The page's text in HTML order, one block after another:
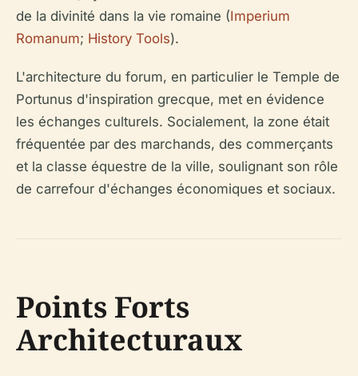
de la divinité dans la vie romaine (Imperium
Romanum; History Tools).
L'architecture du forum, en particulier le Temple de
Portunus d'inspiration grecque, met en évidence
les échanges culturels. Socialement, la zone était
fréquentée par des marchands, des commerçants
et la classe équestre de la ville, soulignant son rôle
de carrefour d'échanges économiques et sociaux.
Points Forts
Architecturaux